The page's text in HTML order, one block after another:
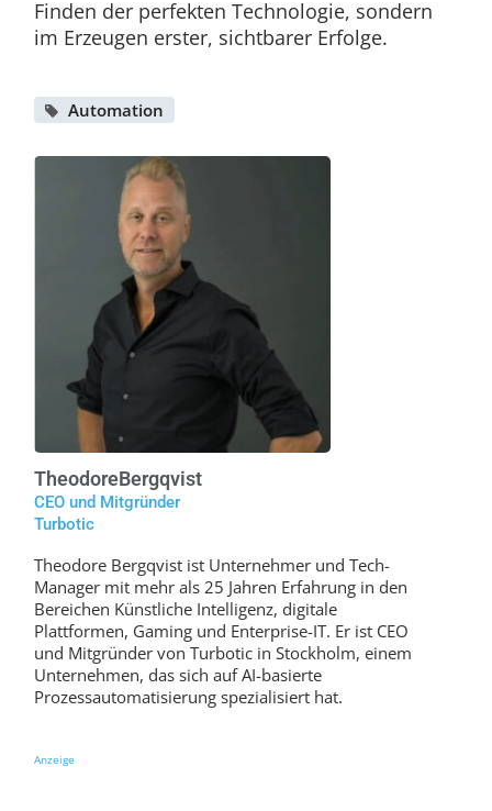
Finden der perfekten Technologie, sondern
im Erzeugen erster, sichtbarer Erfolge.
Automation
TheodoreBergqvist
CEO und Mitgründer
Turbotic
Theodore Bergqvist ist Unternehmer und Tech-
Manager mit mehr als 25 Jahren Erfahrung in den
Bereichen Künstliche Intelligenz, digitale
Plattformen, Gaming und Enterprise-IT. Er ist CEO
und Mitgründer von Turbotic in Stockholm, einem
Unternehmen, das sich auf AI-basierte
Prozessautomatisierung spezialisiert hat.
Anzeige